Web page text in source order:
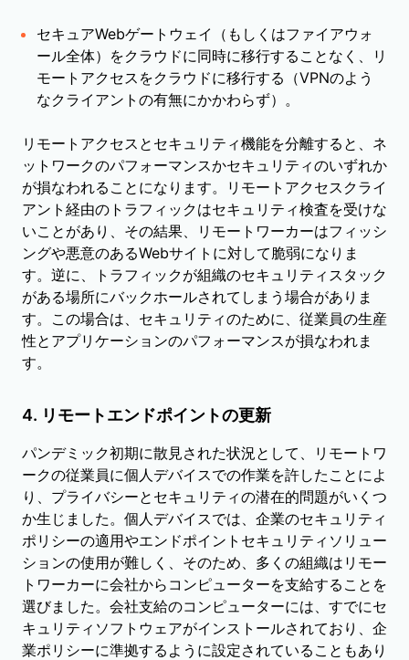
セキュアWebゲートウェイ（もしくはファイアウォ
ール全体）をクラウドに同時に移行することなく、リ
モートアクセスをクラウドに移行する（VPNのよう
なクライアントの有無にかかわらず）。
リモートアクセスとセキュリティ機能を分離すると、ネ
ットワークのパフォーマンスかセキュリティのいずれか
が損なわれることになります。リモートアクセスクライ
アント経由のトラフィックはセキュリティ検査を受けな
いことがあり、その結果、リモートワーカーはフィッシ
ングや悪意のあるWebサイトに対して脆弱になりま
す。逆に、トラフィックが組織のセキュリティスタック
がある場所にバックホールされてしまう場合がありま
す。この場合は、セキュリティのために、従業員の生産
性とアプリケーションのパフォーマンスが損なわれま
す。
4. リモートエンドポイントの更新
パンデミック初期に散見された状況として、リモートワ
ークの従業員に個人デバイスでの作業を許したことによ
り、プライバシーとセキュリティの潜在的問題がいくつ
か生じました。個人デバイスでは、企業のセキュリティ
ポリシーの適用やエンドポイントセキュリティソリュー
ションの使用が難しく、そのため、多くの組織はリモー
トワーカーに会社からコンピューターを支給することを
選びました。会社支給のコンピューターには、すでにセ
キュリティソフトウェアがインストールされており、企
業ポリシーに準拠するように設定されていることもあり